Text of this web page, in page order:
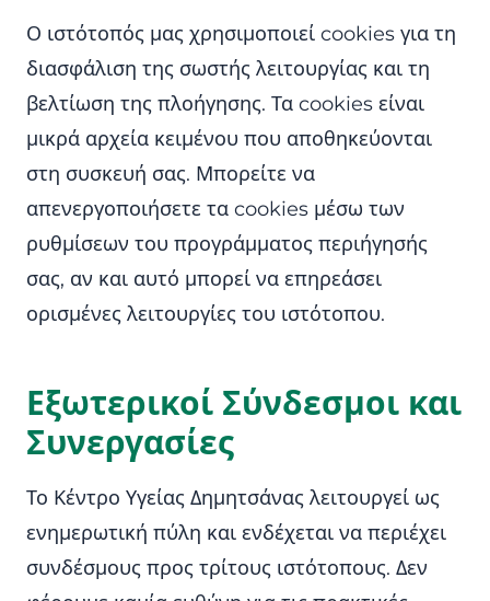
Ο ιστότοπός μας χρησιμοποιεί cookies για τη
διασφάλιση της σωστής λειτουργίας και τη
βελτίωση της πλοήγησης. Τα cookies είναι
μικρά αρχεία κειμένου που αποθηκεύονται
στη συσκευή σας. Μπορείτε να
απενεργοποιήσετε τα cookies μέσω των
ρυθμίσεων του προγράμματος περιήγησής
σας, αν και αυτό μπορεί να επηρεάσει
ορισμένες λειτουργίες του ιστότοπου.
Εξωτερικοί Σύνδεσμοι και
Συνεργασίες
Το Κέντρο Υγείας Δημητσάνας λειτουργεί ως
ενημερωτική πύλη και ενδέχεται να περιέχει
συνδέσμους προς τρίτους ιστότοπους. Δεν